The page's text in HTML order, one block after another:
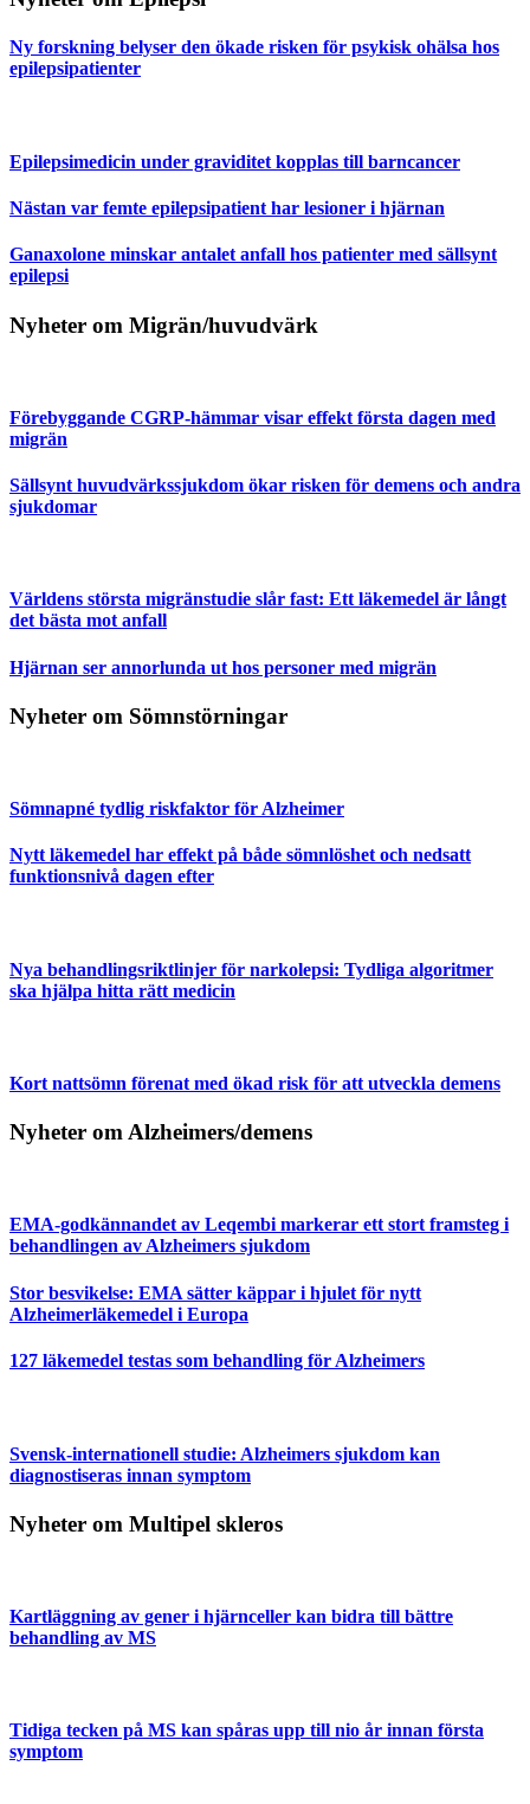
Ny forskning belyser den ökade risken för psykisk ohälsa hos
epilepsipatienter
Epilepsimedicin under graviditet kopplas till barncancer
Nästan var femte epilepsipatient har lesioner i hjärnan
Ganaxolone minskar antalet anfall hos patienter med sällsynt
epilepsi
Nyheter om Migrän/huvudvärk
Förebyggande CGRP-hämmar visar effekt första dagen med
migrän
Sällsynt huvudvärkssjukdom ökar risken för demens och andra
sjukdomar
Världens största migränstudie slår fast: Ett läkemedel är långt
det bästa mot anfall
Hjärnan ser annorlunda ut hos personer med migrän
Nyheter om Sömnstörningar
Sömnapné tydlig riskfaktor för Alzheimer
Nytt läkemedel har effekt på både sömnlöshet och nedsatt
funktionsnivå dagen efter
Nya behandlingsriktlinjer för narkolepsi: Tydliga algoritmer
ska hjälpa hitta rätt medicin
Kort nattsömn förenat med ökad risk för att utveckla demens
Nyheter om Alzheimers/demens
EMA-godkännandet av Leqembi markerar ett stort framsteg i
behandlingen av Alzheimers sjukdom
Stor besvikelse: EMA sätter käppar i hjulet för nytt
Alzheimerläkemedel i Europa
127 läkemedel testas som behandling för Alzheimers
Svensk-internationell studie: Alzheimers sjukdom kan
diagnostiseras innan symptom
Nyheter om Multipel skleros
Kartläggning av gener i hjärnceller kan bidra till bättre
behandling av MS
Tidiga tecken på MS kan spåras upp till nio år innan första
symptom